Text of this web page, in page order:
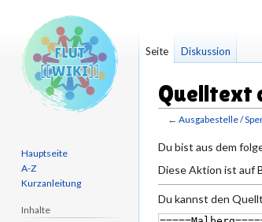
Quelltext
← Ausgabestelle /
Zur
Navigation
Zur
Suche
Du bist aus dem
Diese Aktion ist auf
Du kannst den
Seite Diskussion
Hauptseite
A-Z
Kurzanleitung
Inhalte